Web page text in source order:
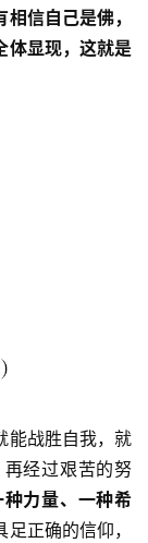
信自己是佛，
体显现，这就是
能战胜自我，就
经过艰苦的努
力量、一种希
正确的信仰，